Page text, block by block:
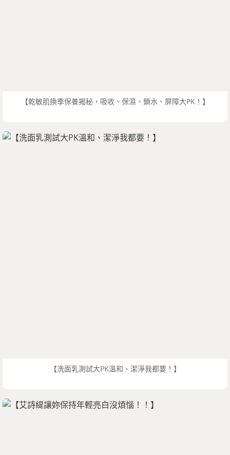
【乾敏肌換季保養揭秘，吸收、保濕、鎖水、屏障大PK！】
【洗面乳測試大PK溫和、潔淨我都要！】